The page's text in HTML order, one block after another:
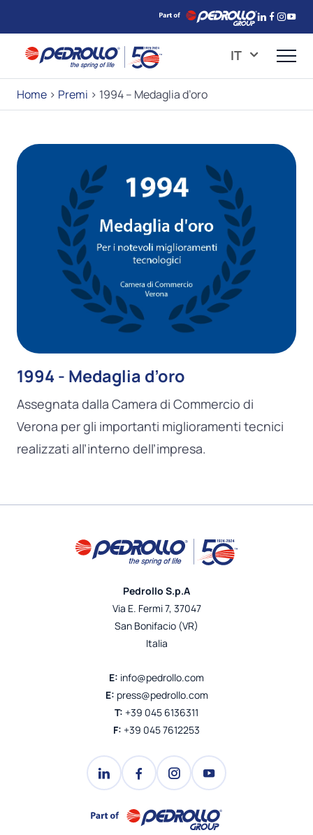
IT
Home > Premi > 1994 – Medaglia d’oro
1994 - Medaglia d’oro
Assegnata dalla Camera di Commercio di
Verona per gli importanti miglioramenti tecnici
realizzati all’interno dell’impresa.
Pedrollo S.p.A
Via E. Fermi 7, 37047
San Bonifacio (VR)
Italia
E: info@pedrollo.com
E: press@pedrollo.com
T: +39 045 6136311
F: +39 045 7612253